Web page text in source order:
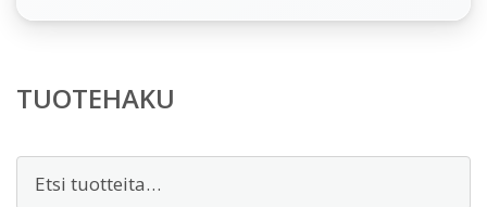
TUOTEHAKU